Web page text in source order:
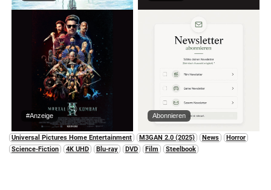
#Anzeige Abonnieren
Universal Pictures Home Entertainment M3GAN 2.0 (2025) News
Horror
Science-Fiction
4K UHD Blu-ray DVD Film Steelbook